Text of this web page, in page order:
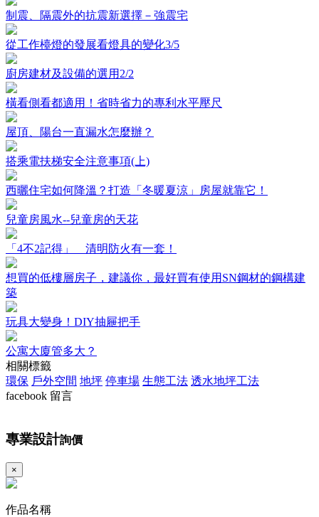
制震、隔震外的抗震新選擇－強震宅
從工作檯燈的發展看燈具的變化3/5
廚房建材及設備的選用2/2
橫看側看都適用！省時省力的專利水平壓尺
屋頂、陽台一直漏水怎麼辦？
搭乘電扶梯安全注意事項(上)
西曬住宅如何降溫？打造「冬暖夏涼」房屋就靠它！
兒童房風水--兒童房的天花
「4不2記得」 清明防火有一套！
想買的低樓層房子，建議你，最好買有使用SN鋼材的鋼構建
築
玩具大變身！DIY抽屜把手
公寓大廈管多大？
相關標籤
環保 戶外空間 地坪 停車場 生態工法 透水地坪工法
facebook 留言
專業設計詢價
×
作品名稱